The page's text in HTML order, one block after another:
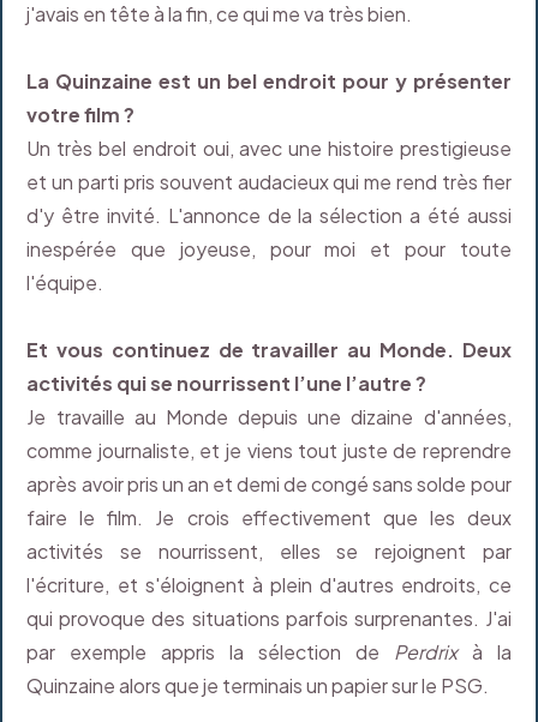
j'avais en tête à la fin, ce qui me va très bien.
La Quinzaine est un bel endroit pour y présenter
votre film ?
Un très bel endroit oui, avec une histoire prestigieuse
et un parti pris souvent audacieux qui me rend très fier
d'y être invité. L'annonce de la sélection a été aussi
inespérée que joyeuse, pour moi et pour toute
l'équipe.
Et vous continuez de travailler au Monde. Deux
activités qui se nourrissent l’une l’autre ?
Je travaille au Monde depuis une dizaine d'années,
comme journaliste, et je viens tout juste de reprendre
après avoir pris un an et demi de congé sans solde pour
faire le film. Je crois effectivement que les deux
activités se nourrissent, elles se rejoignent par
l'écriture, et s'éloignent à plein d'autres endroits, ce
qui provoque des situations parfois surprenantes. J'ai
par exemple appris la sélection de Perdrixà la
Quinzaine alors que je terminais un papier sur le PSG.